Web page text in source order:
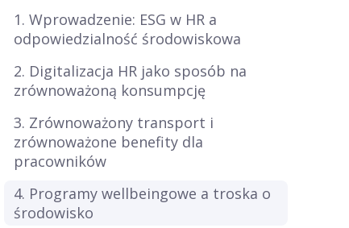
1. Wprowadzenie: ESG w HR a
odpowiedzialność środowiskowa
2. Digitalizacja HR jako sposób na
zrównoważoną konsumpcję
3. Zrównoważony transport i
zrównoważone benefity dla
pracowników
4. Programy wellbeingowe a troska o
środowisko